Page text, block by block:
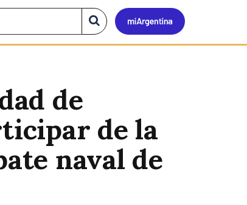
Mi
Buscar
en
el
de
de la
naval de